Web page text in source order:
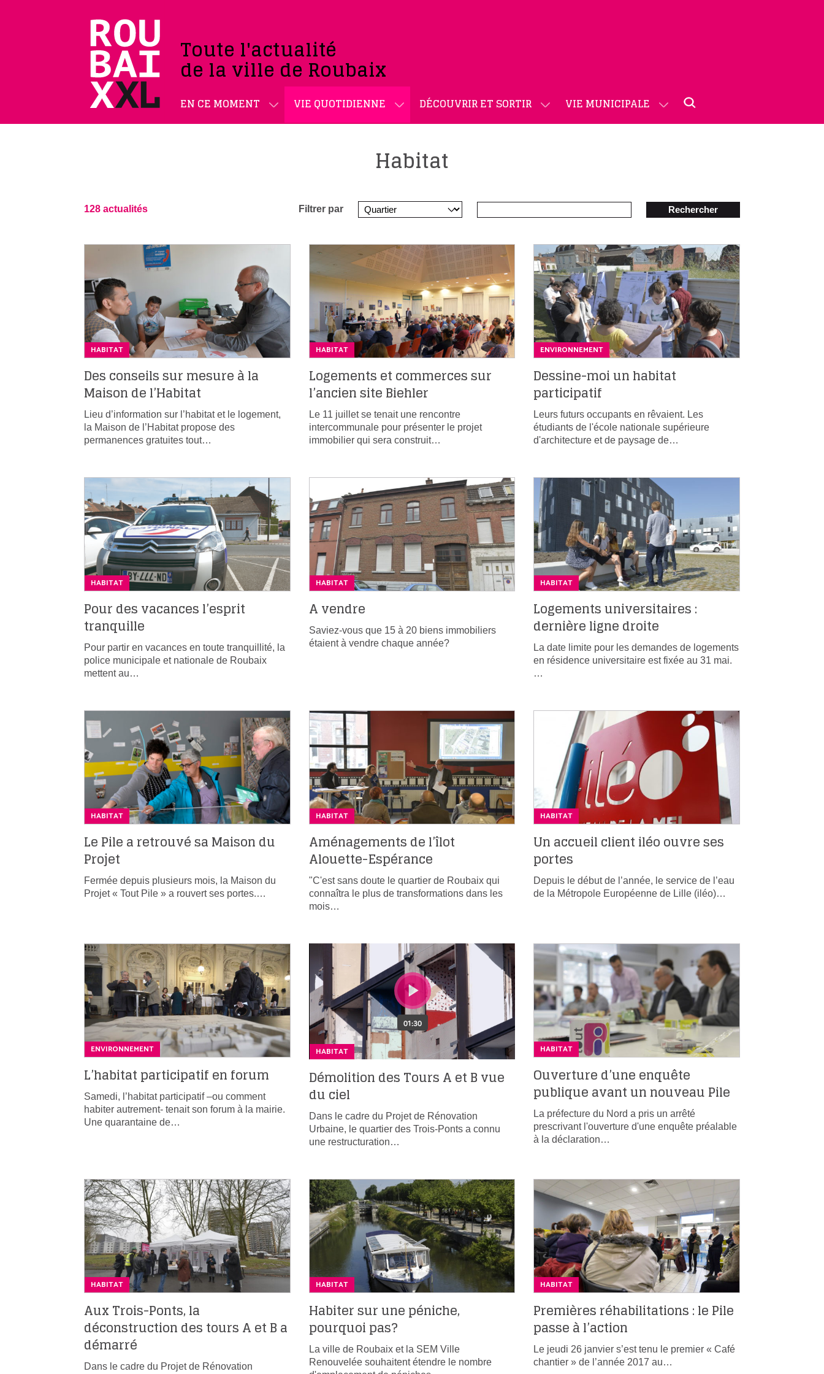
Toute l'actualité
de la ville de Roubaix
EN CE MOMENT VIE QUOTIDIENNE DÉCOUVRIR ET SORTIR VIE MUNICIPALE
Habitat
128 actualités Filtrer par Rechercher
HABITAT
Des conseils sur mesure à la
Maison de l’Habitat
Lieu d’information sur l’habitat et le logement,
la Maison de l’Habitat propose des
permanences gratuites tout…
HABITAT
Logements et commerces sur
l’ancien site Biehler
Le 11 juillet se tenait une rencontre
intercommunale pour présenter le projet
immobilier qui sera construit…
ENVIRONNEMENT
Dessine-moi un habitat
participatif
Leurs futurs occupants en rêvaient. Les
étudiants de l'école nationale supérieure
d'architecture et de paysage de…
HABITAT
Pour des vacances l’esprit
tranquille
Pour partir en vacances en toute tranquillité, la
police municipale et nationale de Roubaix
mettent au…
HABITAT
A vendre
Saviez-vous que 15 à 20 biens immobiliers
étaient à vendre chaque année?
HABITAT
Logements universitaires :
dernière ligne droite
La date limite pour les demandes de logements
en résidence universitaire est fixée au 31 mai.
…
HABITAT
Le Pile a retrouvé sa Maison du
Projet
Fermée depuis plusieurs mois, la Maison du
Projet « Tout Pile » a rouvert ses portes.…
HABITAT
Aménagements de l’îlot
Alouette-Espérance
"C'est sans doute le quartier de Roubaix qui
connaîtra le plus de transformations dans les
mois…
HABITAT
Un accueil client iléo ouvre ses
portes
Depuis le début de l’année, le service de l’eau
de la Métropole Européenne de Lille (iléo)…
ENVIRONNEMENT
L’habitat participatif en forum
Samedi, l’habitat participatif –ou comment
habiter autrement- tenait son forum à la mairie.
Une quarantaine de…
HABITAT
Démolition des Tours A et B vue
du ciel
Dans le cadre du Projet de Rénovation
Urbaine, le quartier des Trois-Ponts a connu
une restructuration…
HABITAT
Ouverture d’une enquête
publique avant un nouveau Pile
La préfecture du Nord a pris un arrêté
prescrivant l'ouverture d'une enquête préalable
à la déclaration…
HABITAT
Aux Trois-Ponts, la
déconstruction des tours A et B a
démarré
Dans le cadre du Projet de Rénovation
HABITAT
Habiter sur une péniche,
pourquoi pas?
La ville de Roubaix et la SEM Ville
Renouvelée souhaitent étendre le nombre
HABITAT
Premières réhabilitations : le Pile
passe à l’action
Le jeudi 26 janvier s’est tenu le premier « Café
chantier » de l’année 2017 au…